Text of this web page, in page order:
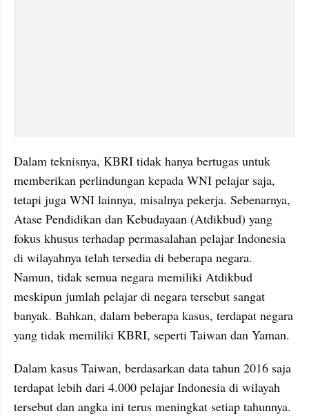
Dalam teknisnya, KBRI tidak hanya bertugas untuk
memberikan perlindungan kepada WNI pelajar saja,
tetapi juga WNI lainnya, misalnya pekerja. Sebenarnya,
Atase Pendidikan dan Kebudayaan (Atdikbud) yang
fokus khusus terhadap permasalahan pelajar Indonesia
di wilayahnya telah tersedia di beberapa negara.
Namun, tidak semua negara memiliki Atdikbud
meskipun jumlah pelajar di negara tersebut sangat
banyak. Bahkan, dalam beberapa kasus, terdapat negara
yang tidak memiliki KBRI, seperti Taiwan dan Yaman.
Dalam kasus Taiwan, berdasarkan data tahun 2016 saja
terdapat lebih dari 4.000 pelajar Indonesia di wilayah
tersebut dan angka ini terus meningkat setiap tahunnya.